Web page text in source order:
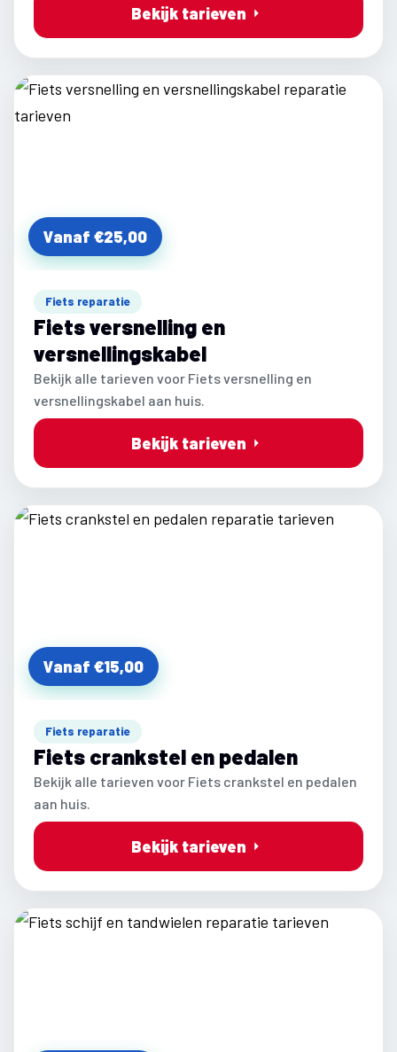
Bekijk tarieven
Vanaf €25,00
Fiets reparatie
Fiets versnelling en
versnellingskabel
Bekijk alle tarieven voor Fiets versnelling en
versnellingskabel aan huis.
Bekijk tarieven
Vanaf €15,00
Fiets reparatie
Fiets crankstel en pedalen
Bekijk alle tarieven voor Fiets crankstel en pedalen
aan huis.
Bekijk tarieven